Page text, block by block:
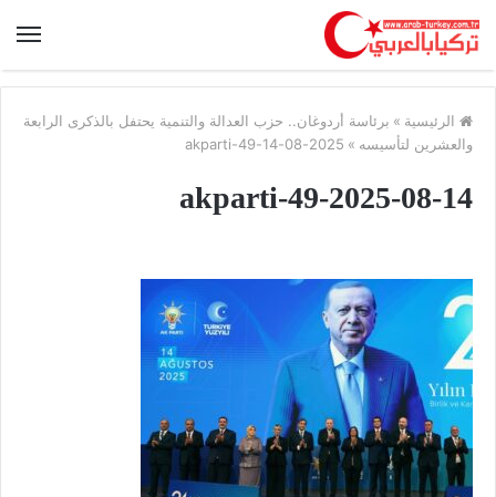
الرئيسية » برئاسة أردوغان.. حزب العدالة والتنمية يحتفل بالذكرى الرابعة
والعشرين لتأسيسه »
2025-08-14-akparti-49
2025-08-14-akparti-49